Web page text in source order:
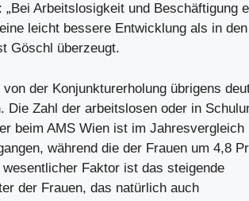
„Bei Arbeitslosigkeit und Beschäftigung
leicht bessere Entwicklung als in
Göschl überzeugt.
der Konjunkturerholung übrigens
Die Zahl der arbeitslosen oder in
beim AMS Wien ist im Jahresvergleich
während die der Frauen um 4,8
Faktor ist das steigende
der Frauen, das natürlich auch